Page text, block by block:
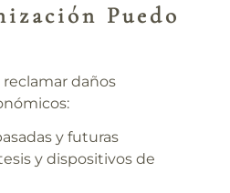
Puedo
daños
y futuras
y dispositivos de